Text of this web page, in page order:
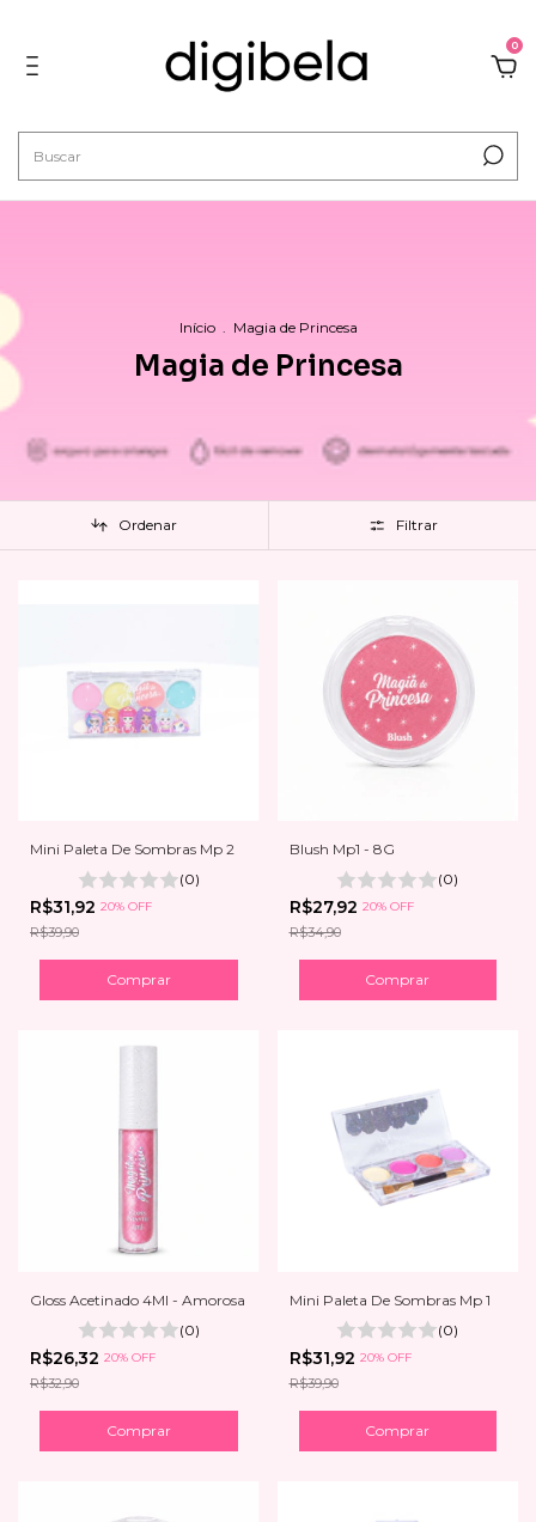
0
Início Magia de Princesa
Magia de Princesa
Ordenar Filtrar
Mini Paleta De Sombras Mp 2
(0)
R$31,92 20% OFF
R$39,90
Blush Mp1 - 8G
(0)
R$27,92 20% OFF
R$34,90
Gloss Acetinado 4Ml - Amorosa
(0)
R$26,32 20% OFF
R$32,90
Mini Paleta De Sombras Mp 1
(0)
R$31,92 20% OFF
R$39,90